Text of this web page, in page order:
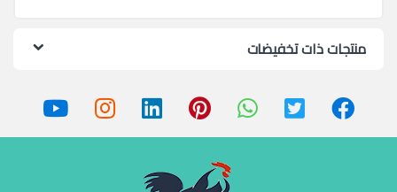
منتجات ذات تخفيضات